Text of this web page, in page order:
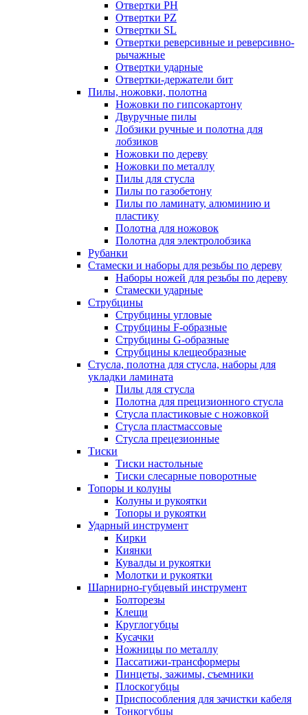
Отвертки PH
Отвертки PZ
Отвертки SL
Отвертки реверсивные и реверсивно-
рычажные
Отвертки ударные
Отвертки-держатели бит
Пилы, ножовки, полотна
Ножовки по гипсокартону
Двуручные пилы
Лобзики ручные и полотна для
лобзиков
Ножовки по дереву
Ножовки по металлу
Пилы для стусла
Пилы по газобетону
Пилы по ламинату, алюминию и
пластику
Полотна для ножовок
Полотна для электролобзика
Рубанки
Стамески и наборы для резьбы по дереву
Наборы ножей для резьбы по дереву
Стамески ударные
Струбцины
Струбцины угловые
Струбцины F-образные
Струбцины G-образные
Струбцины клещеобразные
Стусла, полотна для стусла, наборы для
укладки ламината
Пилы для стусла
Полотна для прецизионного стусла
Стусла пластиковые с ножовкой
Стусла пластмассовые
Стусла прецезионные
Тиски
Тиски настольные
Тиски слесарные поворотные
Топоры и колуны
Колуны и рукоятки
Топоры и рукоятки
Ударный инструмент
Кирки
Киянки
Кувалды и рукоятки
Молотки и рукоятки
Шарнирно-губцевый инструмент
Болторезы
Клещи
Круглогубцы
Кусачки
Ножницы по металлу
Пассатижи-трансформеры
Пинцеты, зажимы, съемники
Плоскогубцы
Приспособления для зачистки кабеля
Тонкогубцы